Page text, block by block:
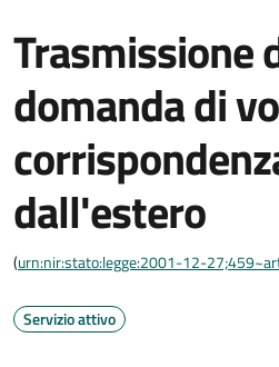
Trasmissione
domanda di
dall'estero
(urn:nir:stato:legge:2001-12-
Servizio attivo